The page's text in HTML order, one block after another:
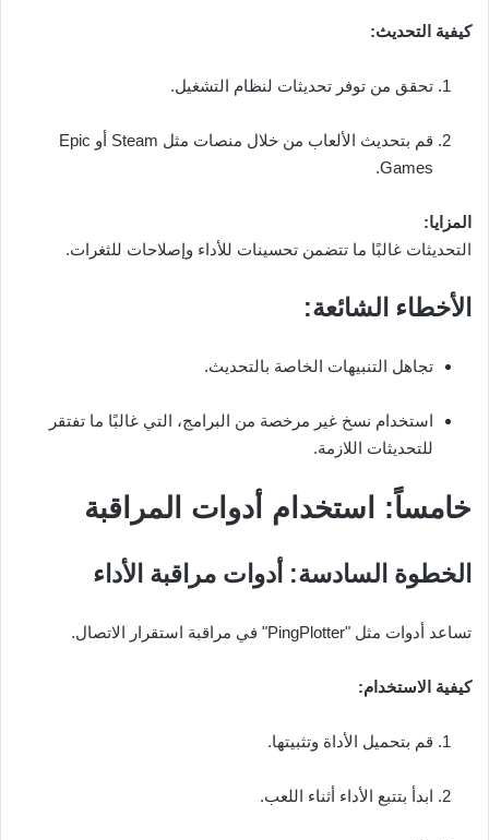
كيفية التحديث:
تحقق من توفر تحديثات لنظام التشغيل.
قم بتحديث الألعاب من خلال منصات مثل Steam أو Epic
Games.
المزايا:
التحديثات غالبًا ما تتضمن تحسينات للأداء وإصلاحات للثغرات.
الأخطاء الشائعة:
تجاهل التنبيهات الخاصة بالتحديث.
استخدام نسخ غير مرخصة من البرامج، التي غالبًا ما تفتقر
للتحديثات اللازمة.
خامساً: استخدام أدوات المراقبة
الخطوة السادسة: أدوات مراقبة الأداء
تساعد أدوات مثل "PingPlotter" في مراقبة استقرار الاتصال.
كيفية الاستخدام:
قم بتحميل الأداة وتثبيتها.
ابدأ بتتبع الأداء أثناء اللعب.